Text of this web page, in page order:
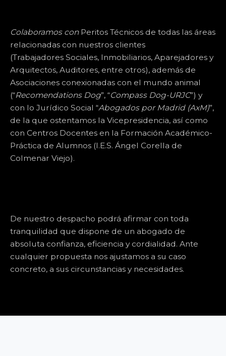
Colaboramos con Peritos Técnicos de todas las áreas
relacionadas con nuestros clientes
(Trabajadores Sociales, Inmobiliarios, Aparejadores y
Arquitectos, Auditores, entre otros), además de
Asociaciones conexionadas con el mundo animal
(“Recomendations Dog”, “Compass Dog-URJC”) y
con lo Jurídico Social “Abogados por Madrid (AxM)”,
de la que ostentamos la Vicepresidencia, así como
con Centros Docentes en la Formación Académico-
Práctica de Alumnos (I.E.S. Ángel Corella de
Colmenar Viejo).
De nuestro despacho podrá afirmar con toda
tranquilidad que dispone de un abogado de
absoluta confianza, eficiencia y cordialidad. Ante
cualquier propuesta nos ajustamos a su caso
concreto, a sus circunstancias y necesidades.